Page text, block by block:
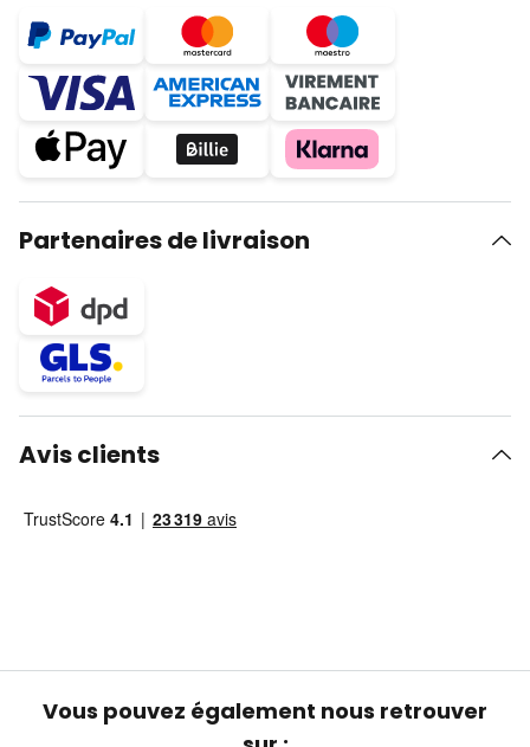
Partenaires de livraison
Avis clients
Vous pouvez également nous retrouver